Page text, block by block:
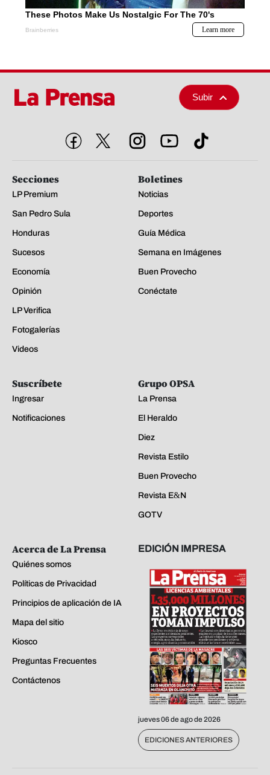
Subir
Secciones
LP Premium
San Pedro Sula
Honduras
Sucesos
Economía
Opinión
LP Verifica
Fotogalerías
Videos
Boletines
Noticias
Deportes
Guía Médica
Semana en Imágenes
Buen Provecho
Conéctate
Suscríbete
Ingresar
Notificaciones
Grupo OPSA
La Prensa
El Heraldo
Diez
Revista Estilo
Buen Provecho
Revista E&N
GOTV
Acerca de La Prensa
Quiénes somos
Políticas de Privacidad
Principios de aplicación de IA
Mapa del sitio
Kiosco
Preguntas Frecuentes
Contáctenos
EDICIÓN IMPRESA
jueves 06 de ago de 2026
EDICIONES ANTERIORES